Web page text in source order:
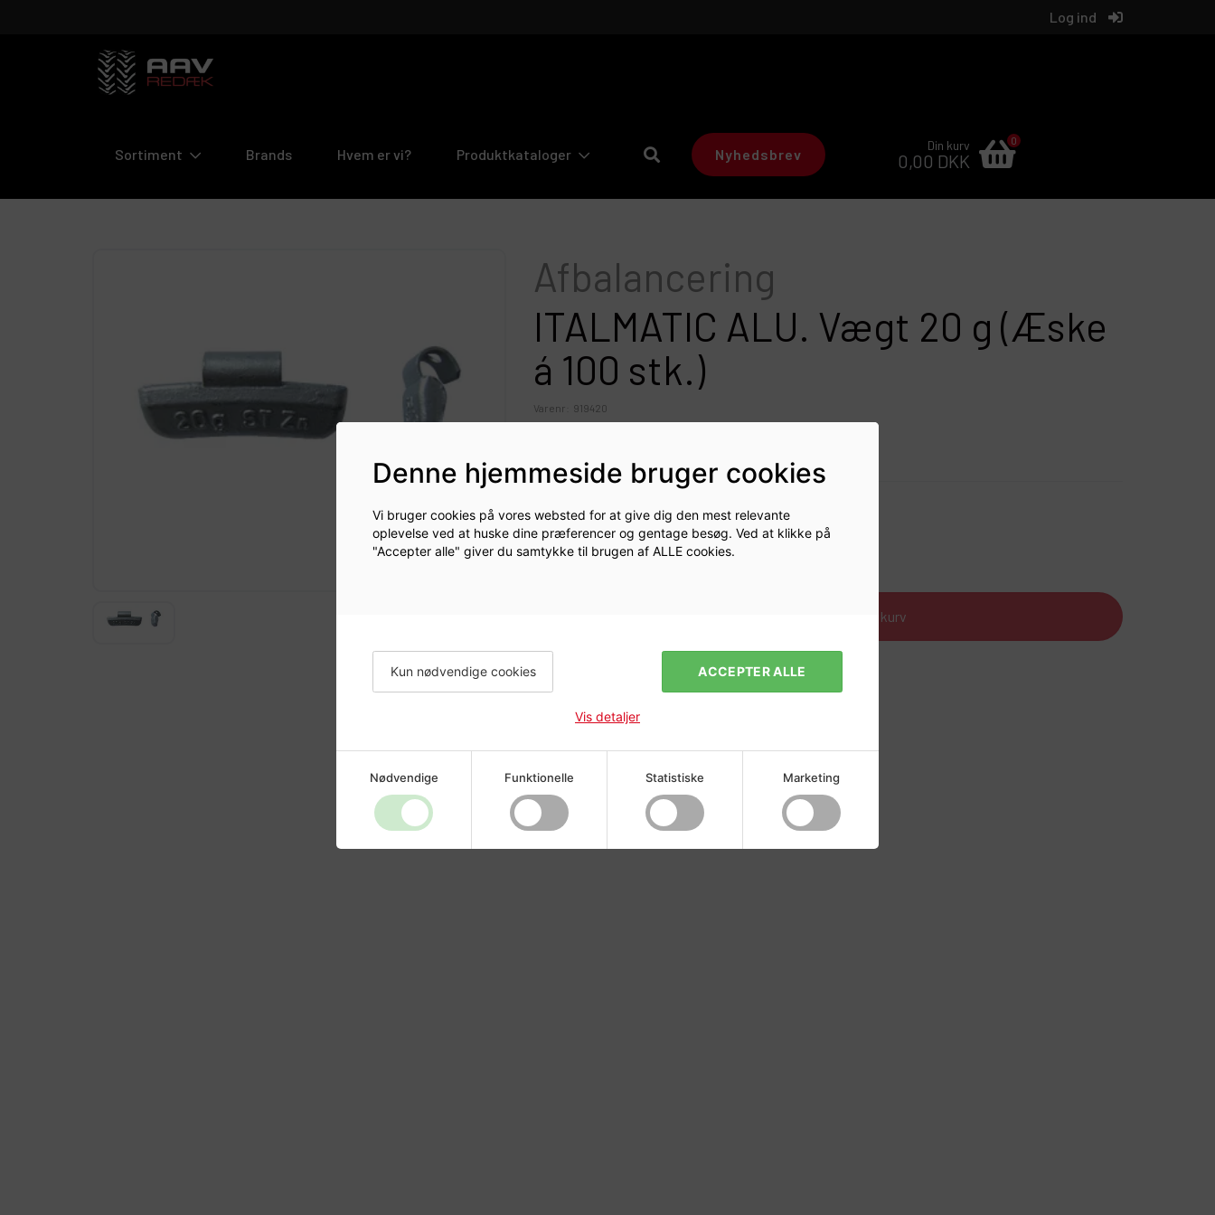
Denne hjemmeside bruger cookies
Vi bruger cookies på vores websted for at give dig den mest relevante
oplevelse ved at huske dine præferencer og gentage besøg. Ved at klikke på
"Accepter alle" giver du samtykke til brugen af ALLE cookies.
Kun nødvendige cookies ACCEPTER ALLE
Vis detaljer
Nødvendige Funktionelle Statistiske Marketing
Log ind
Sortiment Brands Hvem er vi? Produktkataloger Nyhedsbrev
Din kurv
0,00 DKK
0
ITALMATIC ALU. Vægt 20 g (Æske
á 100 stk.)
afbalancering
Varenr: 919420
Log ind for at se priser
Læg i kurv